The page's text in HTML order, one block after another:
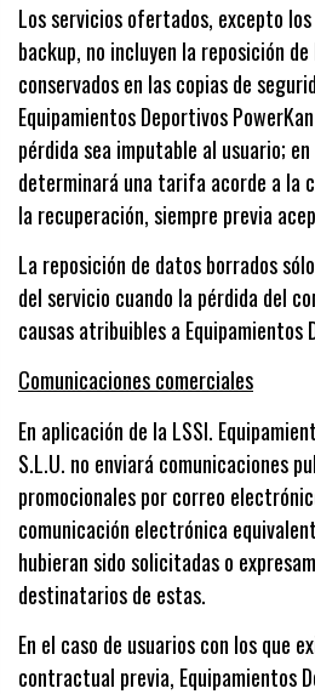
Los servicios ofertados, excepto
backup, no incluyen la reposición
conservados en las copias de
Equipamientos Deportivos
pérdida sea imputable al usuario;
determinará una tarifa acorde a la
la recuperación, siempre previa
La reposición de datos borrados
del servicio cuando la pérdida del
causas atribuibles a Equipamientos
Comunicaciones comerciales
En aplicación de la LSSI.
S.L.U. no enviará comunicaciones
promocionales por correo
comunicación electrónica
hubieran sido solicitadas o
destinatarios de estas.
En el caso de usuarios con los que
contractual previa, Equipamientos